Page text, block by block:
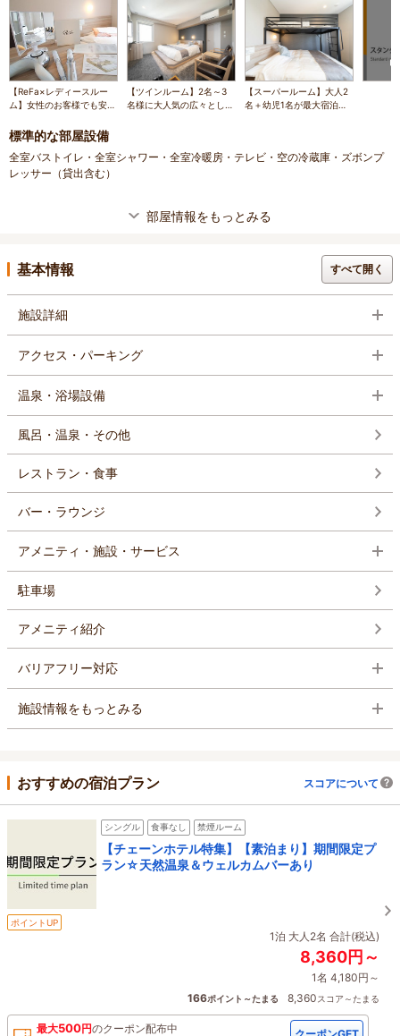
【ReFa×レディースルー
ム】女性のお客様でも安心
す♪嬉しい１２時アウト
【ツインルーム】2名～3
名様に大人気の広々とした
【スーパールーム】大人2
名＋幼児1名が最大宿泊人
標準的な部屋設備
全室バストイレ・全室シャワー・全室冷暖房・テレビ・空の冷蔵庫・ズボンプ
レッサー（貸出含む）
部屋情報をもっとみる
基本情報 すべて開く
施設詳細
アクセス・パーキング
温泉・浴場設備
風呂・温泉・その他
レストラン・食事
バー・ラウンジ
アメニティ・施設・サービス
駐車場
アメニティ紹介
バリアフリー対応
施設情報をもっとみる
おすすめの宿泊プラン スコアについて
シングル 食事なし 禁煙ルーム
【チェーンホテル特集】【素泊まり】期間限定プ
ラン☆天然温泉＆ウェルカムバーあり
ポイントUP
1泊 大人2名 合計(税込)
8,360円～
1名 4,180円～
166ポイント～たまる 8,360スコア～たまる
最大500円のクーポン配布中